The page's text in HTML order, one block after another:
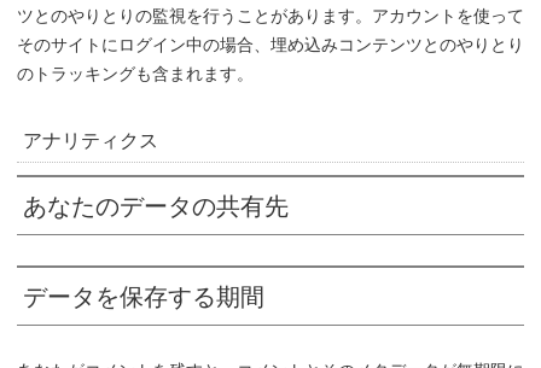
ツとのやりとりの監視を行うことがあります。アカウントを使って
そのサイトにログイン中の場合、埋め込みコンテンツとのやりとり
のトラッキングも含まれます。
アナリティクス
あなたのデータの共有先
データを保存する期間